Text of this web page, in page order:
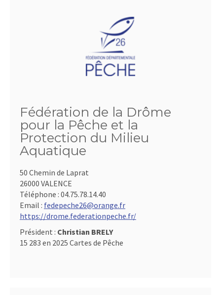
Fédération de la Drôme
pour la Pêche et la
Protection du Milieu
Aquatique
50 Chemin de Laprat
26000 VALENCE
Téléphone : 04.75.78.14.40
Email : fedepeche26@orange.fr
https://drome.federationpeche.fr/
Président : Christian BRELY
15 283 en 2025 Cartes de Pêche